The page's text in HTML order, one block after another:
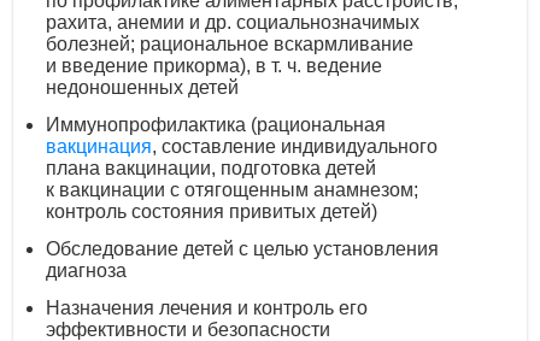
рахита, анемии и др. социальнозначимых
болезней; рациональное вскармливание
и введение прикорма), в т. ч. ведение
недоношенных детей
Иммунопрофилактика (рациональная
вакцинация, составление индивидуального
плана вакцинации, подготовка детей
к вакцинации с отягощенным анамнезом;
контроль состояния привитых детей)
Обследование детей с целью установления
диагноза
Назначения лечения и контроль его
эффективности и безопасности